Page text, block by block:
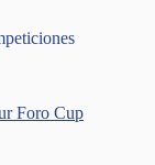
Foro Cup